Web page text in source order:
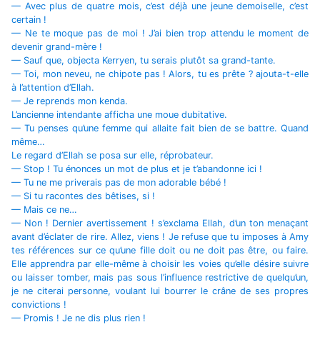
— Avec plus de quatre mois, c’est déjà une jeune demoiselle, c’est
certain !
— Ne te moque pas de moi ! J’ai bien trop attendu le moment de
devenir grand-mère !
— Sauf que, objecta Kerryen, tu serais plutôt sa grand-tante.
— Toi, mon neveu, ne chipote pas ! Alors, tu es prête ? ajouta-t-elle
à l’attention d’Ellah.
— Je reprends mon kenda.
L’ancienne intendante afficha une moue dubitative.
— Tu penses qu’une femme qui allaite fait bien de se battre. Quand
même…
Le regard d’Ellah se posa sur elle, réprobateur.
— Stop ! Tu énonces un mot de plus et je t’abandonne ici !
— Tu ne me priverais pas de mon adorable bébé !
— Si tu racontes des bêtises, si !
— Mais ce ne…
— Non ! Dernier avertissement ! s’exclama Ellah, d’un ton menaçant
avant d’éclater de rire. Allez, viens ! Je refuse que tu imposes à Amy
tes références sur ce qu’une fille doit ou ne doit pas être, ou faire.
Elle apprendra par elle-même à choisir les voies qu’elle désire suivre
ou laisser tomber, mais pas sous l’influence restrictive de quelqu’un,
je ne citerai personne, voulant lui bourrer le crâne de ses propres
convictions !
— Promis ! Je ne dis plus rien !